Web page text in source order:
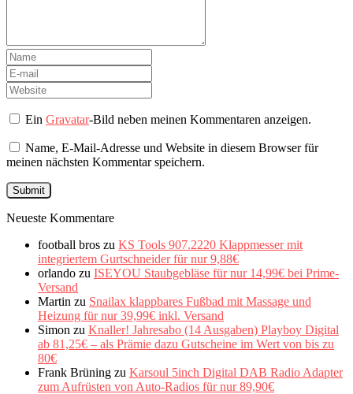
EinGravatar-Bild neben meinen Kommentaren anzeigen.
Name, E-Mail-Adresse und Website in diesem Browser für
meinen nächsten Kommentar speichern.
Neueste Kommentare
football bros zu KS Tools 907.2220 Klappmesser mit
integriertem Gurtschneider für nur 9,88€
orlando zu ISEYOU Staubgebläse für nur 14,99€ bei Prime-
Versand
Martin zu Snailax klappbares Fußbad mit Massage und
Heizung für nur 39,99€ inkl. Versand
Simon zu Knaller! Jahresabo (14 Ausgaben) Playboy Digital
ab 81,25€ – als Prämie dazu Gutscheine im Wert von bis zu
80€
Frank Brüning zu Karsoul 5inch Digital DAB Radio Adapter
zum Aufrüsten von Auto-Radios für nur 89,90€